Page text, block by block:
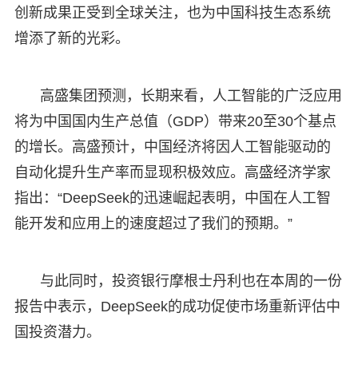
创新成果正受到全球关注，也为中国科技生态系统
增添了新的光彩。
高盛集团预测，长期来看，人工智能的广泛应用
将为中国国内生产总值（GDP）带来20至30个基点
的增长。高盛预计，中国经济将因人工智能驱动的
自动化提升生产率而显现积极效应。高盛经济学家
指出：“DeepSeek的迅速崛起表明，中国在人工智
能开发和应用上的速度超过了我们的预期。”
与此同时，投资银行摩根士丹利也在本周的一份
报告中表示，DeepSeek的成功促使市场重新评估中
国投资潜力。